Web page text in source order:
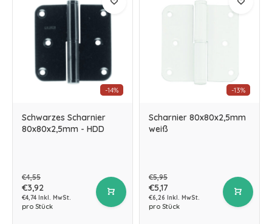
-14%
Schwarzes Scharnier
80x80x2,5mm - HDD
€4,55
€3,92
€4,74 Inkl. MwSt.
pro Stück
-13%
Scharnier 80x80x2,5mm
weiß
€5,95
€5,17
€6,26 Inkl. MwSt.
pro Stück